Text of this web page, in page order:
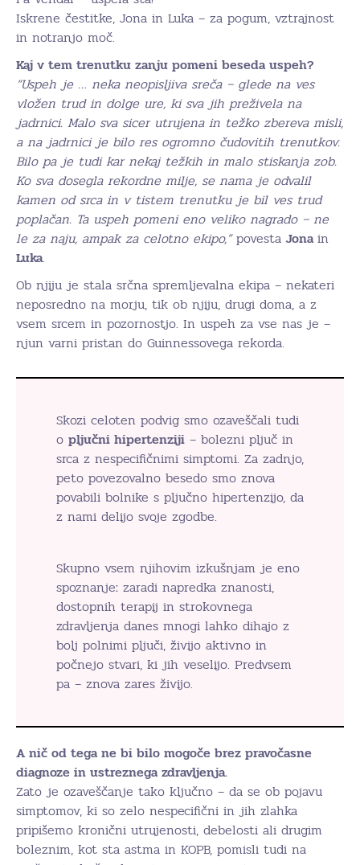
Iskrene čestitke, Jona in Luka – za pogum, vztrajnost
in notranjo moč.
Kaj v tem trenutku zanju pomeni beseda uspeh?
“Uspeh je … neka neopisljiva sreča – glede na ves
vložen trud in dolge ure, ki sva jih preživela na
jadrnici. Malo sva sicer utrujena in težko zbereva misli,
a na jadrnici je bilo res ogromno čudovitih trenutkov.
Bilo pa je tudi kar nekaj težkih in malo stiskanja zob.
Ko sva dosegla rekordne milje, se nama je odvalil
kamen od srca in v tistem trenutku je bil ves trud
poplačan. Ta uspeh pomeni eno veliko nagrado – ne
le za naju, ampak za celotno ekipo,”povesta Jona in
Luka.
Ob njiju je stala srčna spremljevalna ekipa – nekateri
neposredno na morju, tik ob njiju, drugi doma, a z
vsem srcem in pozornostjo. In uspeh za vse nas je –
njun varni pristan do Guinnessovega rekorda.
Skozi celoten podvig smo ozaveščali tudi
o pljučni hipertenziji – bolezni pljuč in
srca z nespecifičnimi simptomi. Za zadnjo,
peto povezovalno besedo smo znova
povabili bolnike s pljučno hipertenzijo, da
z nami delijo svoje zgodbe.
Skupno vsem njihovim izkušnjam je eno
spoznanje: zaradi napredka znanosti,
dostopnih terapij in strokovnega
zdravljenja danes mnogi lahko dihajo z
bolj polnimi pljuči, živijo aktivno in
počnejo stvari, ki jih veselijo. Predvsem
pa – znova zares živijo.
A nič od tega ne bi bilo mogoče brez pravočasne
diagnoze in ustreznega zdravljenja.
Zato je ozaveščanje tako ključno – da se ob pojavu
simptomov, ki so zelo nespecifični in jih zlahka
pripišemo kronični utrujenosti, debelosti ali drugim
boleznim, kot sta astma in KOPB, pomisli tudi na